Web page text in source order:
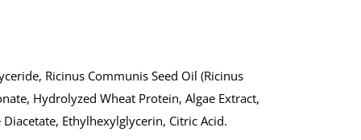
Ricinus Communis Seed Oil (Ricinus
Hydrolyzed Wheat Protein, Algae Extract,
Ethylhexylglycerin, Citric Acid.